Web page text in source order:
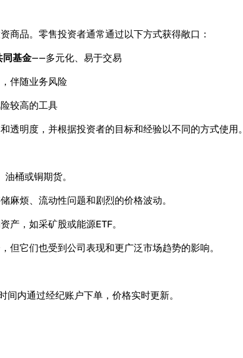
商品。零售投资者通常通过以下方式获得敞口：
同基金——多元化、易于交易
伴随业务风险
较高的工具
透明度，并根据投资者的目标和经验以不同的方式使用。
桶或铜期货。
麻烦、流动性问题和剧烈的价格波动。
产，如采矿股或能源ETF。
但它们也受到公司表现和更广泛市场趋势的影响。
间内通过经纪账户下单，价格实时更新。